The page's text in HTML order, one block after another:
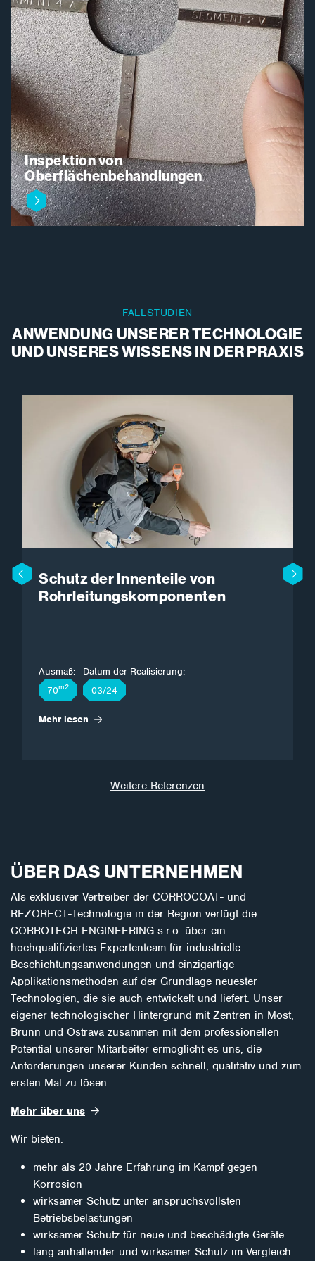
Inspektion von
Oberflächenbehandlungen
FALLSTUDIEN
ANWENDUNG UNSERER TECHNOLOGIE
UND UNSERES WISSENS IN DER PRAXIS
Schutz der Innenteile von
Rohrleitungskomponenten
Ausmaß:
70m2
Datum der Realisierung:
03/24
Mehr lesen
Weitere Referenzen
ÜBER DAS UNTERNEHMEN
Als exklusiver Vertreiber der CORROCOAT- und
REZORECT-Technologie in der Region verfügt die
CORROTECH ENGINEERING s.r.o. über ein
hochqualifiziertes Expertenteam für industrielle
Beschichtungsanwendungen und einzigartige
Applikationsmethoden auf der Grundlage neuester
Technologien, die sie auch entwickelt und liefert. Unser
eigener technologischer Hintergrund mit Zentren in Most,
Brünn und Ostrava zusammen mit dem professionellen
Potential unserer Mitarbeiter ermöglicht es uns, die
Anforderungen unserer Kunden schnell, qualitativ und zum
ersten Mal zu lösen.
Mehr über uns
Wir bieten:
mehr als 20 Jahre Erfahrung im Kampf gegen
Korrosion
wirksamer Schutz unter anspruchsvollsten
Betriebsbelastungen
wirksamer Schutz für neue und beschädigte Geräte
lang anhaltender und wirksamer Schutz im Vergleich